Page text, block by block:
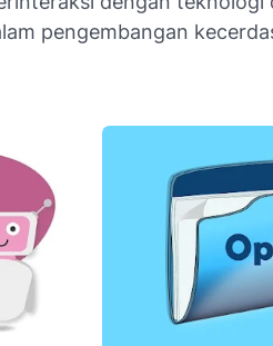
pengembangan